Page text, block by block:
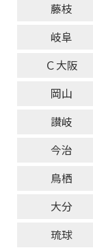
藤枝
岐阜
Ｃ大阪
岡山
讃岐
今治
鳥栖
大分
琉球